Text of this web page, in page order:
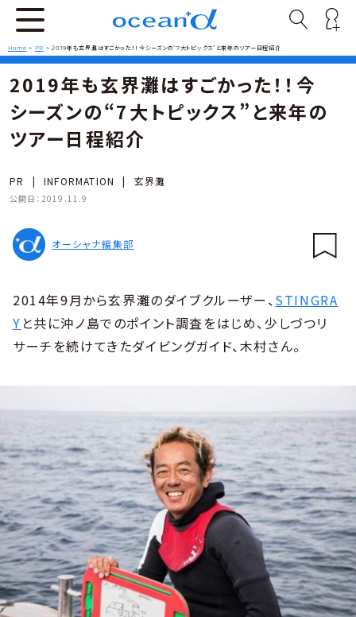
Home > PR >2019年も玄界灘はすごかった！！今シーズンの“7大トピックス”と来年のツアー日程紹介
2019年も玄界灘はすごかった！！今
シーズンの“7大トピックス”と来年の
ツアー日程紹介
PR | INFORMATION | 玄界灘
公開日： 2019.11.9
オーシャナ編集部
2014年9月から玄界灘のダイブクルーザー、 STINGRA
Y と共に沖ノ島でのポイント調査をはじめ、少しづつリ
サーチを続けてきたダイビングガイド、木村さん。